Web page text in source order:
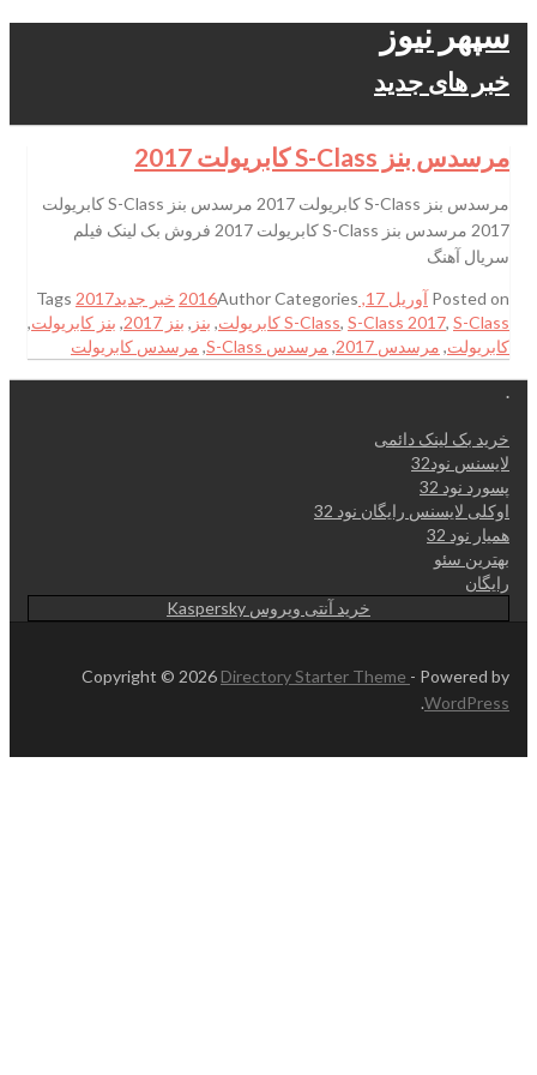
سپهر نیوز
خبر های جدید
مرسدس بنز S-Class کابریولت 2017
مرسدس بنز S-Class کابریولت 2017 مرسدس بنز S-Class کابریولت
2017 مرسدس بنز S-Class کابریولت 2017 فروش بک لینک فیلم
سریال آهنگ
Posted on آوریل 17, 2016 AuthorCategories خبر جدید Tags 2017
S-Class, S-Class 2017, S-Class کابریولت , بنز , بنز 2017 , بنز کابریولت,
کابریولت, مرسدس 2017 , مرسدس S-Class , مرسدس کابریولت
.
خرید بک لینک دائمی
لایسنس نود32
پسورد نود 32
اوکلی لایسنس رایگان نود 32
همیار نود 32
بهترین سئو
رایگان
خرید آنتی ویروس Kaspersky
Copyright © 2026 Directory Starter Theme - Powered by
WordPress
.